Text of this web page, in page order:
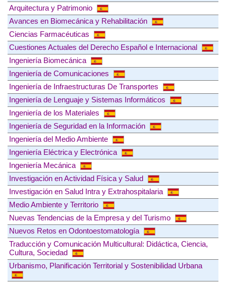
Arquitectura y Patrimonio
Avances en Biomecánica y Rehabilitación
Ciencias Farmacéuticas
Cuestiones Actuales del Derecho Español e Internacional
Ingeniería Biomecánica
Ingeniería de Comunicaciones
Ingeniería de Infraestructuras De Transportes
Ingeniería de Lenguaje y Sistemas Informáticos
Ingeniería de los Materiales
Ingeniería de Seguridad en la Información
Ingeniería del Medio Ambiente
Ingeniería Eléctrica y Electrónica
Ingeniería Mecánica
Investigación en Actividad Física y Salud
Investigación en Salud Intra y Extrahospitalaria
Medio Ambiente y Territorio
Nuevas Tendencias de la Empresa y del Turismo
Nuevos Retos en Odontoestomatología
Traducción y Comunicación Multicultural: Didáctica, Ciencia,
Cultura, Sociedad
Urbanismo, Planificación Territorial y Sostenibilidad Urbana